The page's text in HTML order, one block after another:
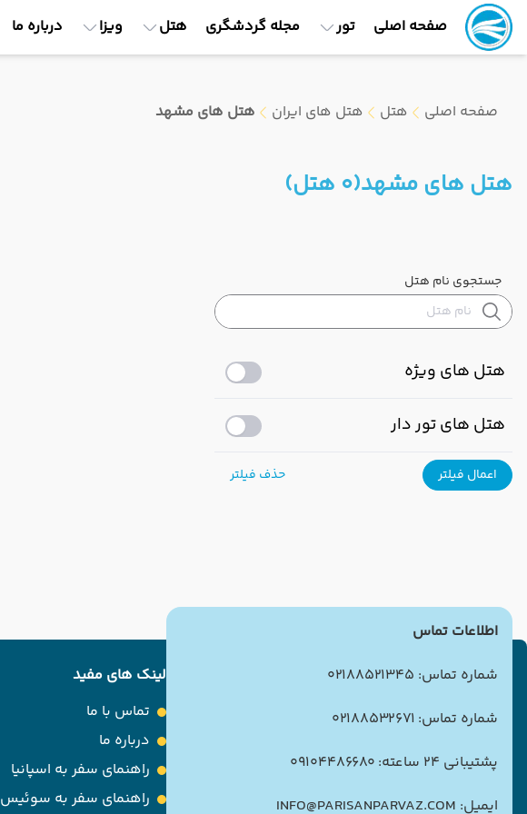
صفحه اصلی تور مجله گردشگری هتل ویزا درباره ما
صفحه اصلی هتل هتل های ایران هتل های مشهد
هتل های مشهد(0 هتل)
جستجوی نام هتل
هتل های ویژه
هتل های تور دار
اعمال فیلتر حذف فیلتر
اطلاعات تماس
شماره تماس: 02188521345
شماره تماس: 02188532671
پشتیبانی 24 ساعته: 09104486680
ایمیل: INFO@PARISANPARVAZ.COM
لینک های مفید
تماس با ما
درباره ما
راهنمای سفر به اسپانیا
راهنمای سفر به سوئیس